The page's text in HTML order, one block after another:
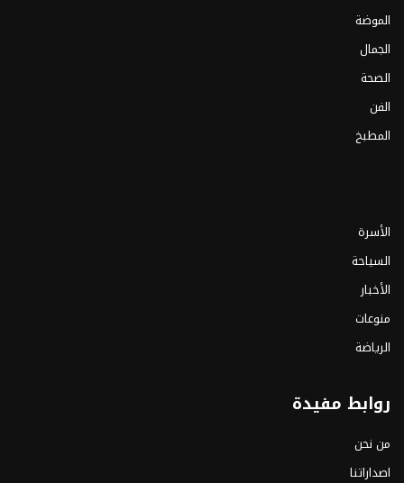
الموضة
الجمال
الصحة
الفن
المطبخ
الأسرة
السياحة
الأخبار
منوعات
الرياضة
روابط مفيدة
من نحن
اصداراتنا